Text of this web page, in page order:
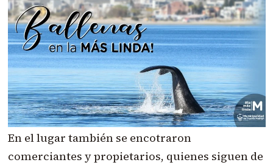
En el lugar también se encotraron
comerciantes y propietarios, quienes siguen de